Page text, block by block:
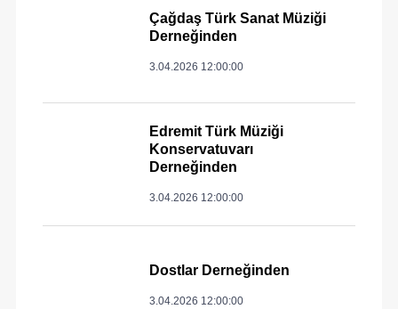
Çağdaş Türk Sanat Müziği
Derneğinden
3.04.2026 12:00:00
Edremit Türk Müziği
Konservatuvarı
Derneğinden
3.04.2026 12:00:00
Dostlar Derneğinden
3.04.2026 12:00:00